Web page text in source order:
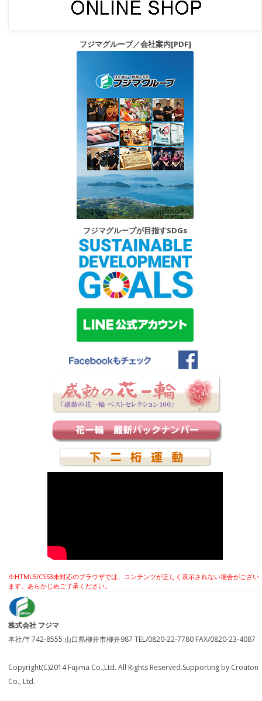
フジマグループ／会社案内[PDF]
フジマグループが目指すSDGs
※HTML5/CSS3未対応のブラウザでは、コンテンツが正しく表示されない場合がござい
ます。あらかじめご了承ください。
株式会社 フジマ
本社/〒742-8555 山口県柳井市柳井987 TEL/0820-22-7780 FAX/0820-23-4087
Copyright(C)2014 Fujima Co.,Ltd. All Rights Reserved.Supporting by Crouton
Co., Ltd.